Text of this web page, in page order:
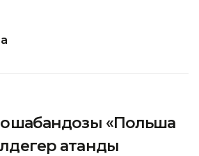
«Польша
атанды